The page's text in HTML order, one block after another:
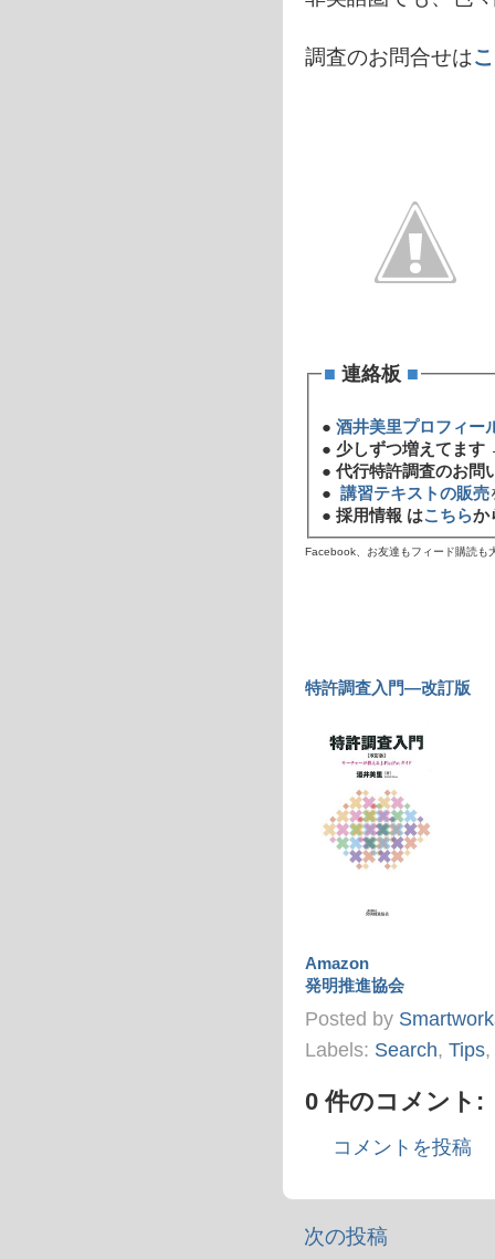
調査のお問合せは
■連絡板 ■
●酒井美里プロフィー
● 少しずつ増えてま
●代行特許調査のお問
●講習テキストの販売
●採用情報 はこちらか
Facebook、お友達もフィード購読も
特許調査入門―改訂版
Amazon
発明推進協会
Posted by
Labels: Search, Tips,
0 件のコメント:
コメントを投稿
次の投稿